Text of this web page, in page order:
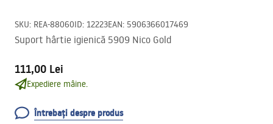
SKU: REA-88060ID: 12223EAN: 5906366017469
Suport hârtie igienică 5909 Nico Gold
111,00 Lei
Expediere mâine.
Întrebați despre produs